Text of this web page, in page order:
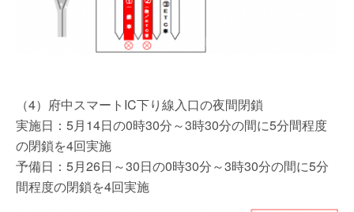
（4）府中スマートIC下り線入口の夜間閉鎖
実施日：5月14日の0時30分～3時30分の間に5分間程度
の閉鎖を4回実施
予備日：5月26日～30日の0時30分～3時30分の間に5分
間程度の閉鎖を4回実施